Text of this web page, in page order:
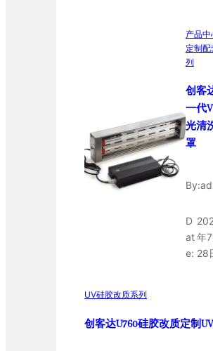
产品中
定制配
列
创客
一代
光清
罩
By:
D
at
e:
年7
28
UV硅胶改质系列
创客达U760硅胶改质定制